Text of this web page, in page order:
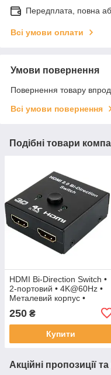
Передплата, повна
Всі умови оплати
Умови повернення
Повернення товару
Всі умови повернення
Подібні товари
HDMI Bi-Direction Switch •
2-портовий • 4K@60Hz •
Металевий корпус •
250 ₴
Купити
Акційні пропозиції